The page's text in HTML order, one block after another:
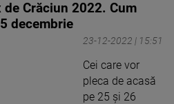
Crăciun 2022. Cum
decembrie
23-12-2022 | 15:51
Cei care vor
pleca de acasă
pe 25 și 26